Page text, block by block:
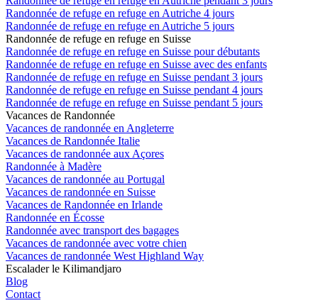
Randonnée de refuge en refuge en Autriche 4 jours
Randonnée de refuge en refuge en Autriche 5 jours
Randonnée de refuge en refuge en Suisse
Randonnée de refuge en refuge en Suisse pour débutants
Randonnée de refuge en refuge en Suisse avec des enfants
Randonnée de refuge en refuge en Suisse pendant 3 jours
Randonnée de refuge en refuge en Suisse pendant 4 jours
Randonnée de refuge en refuge en Suisse pendant 5 jours
Vacances de Randonnée
Vacances de randonnée en Angleterre
Vacances de Randonnée Italie
Vacances de randonnée aux Açores
Randonnée à Madère
Vacances de randonnée au Portugal
Vacances de randonnée en Suisse
Vacances de Randonnée en Irlande
Randonnée en Écosse
Randonnée avec transport des bagages
Vacances de randonnée avec votre chien
Vacances de randonnée West Highland Way
Escalader le Kilimandjaro
Blog
Contact